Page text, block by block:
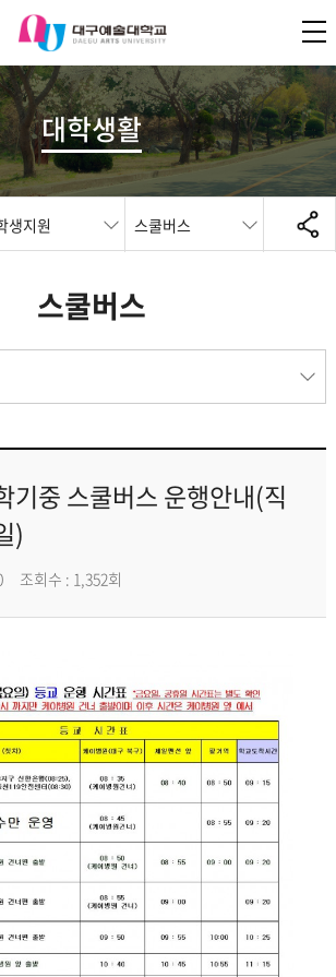
대학생활
생지원 스쿨버스
스쿨버스
기중 스쿨버스 운행안내(직
)
조회수 : 1,352회